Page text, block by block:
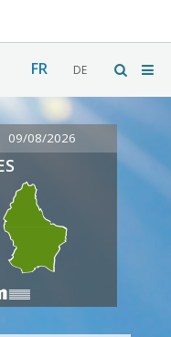
FR DE
09/08/2026